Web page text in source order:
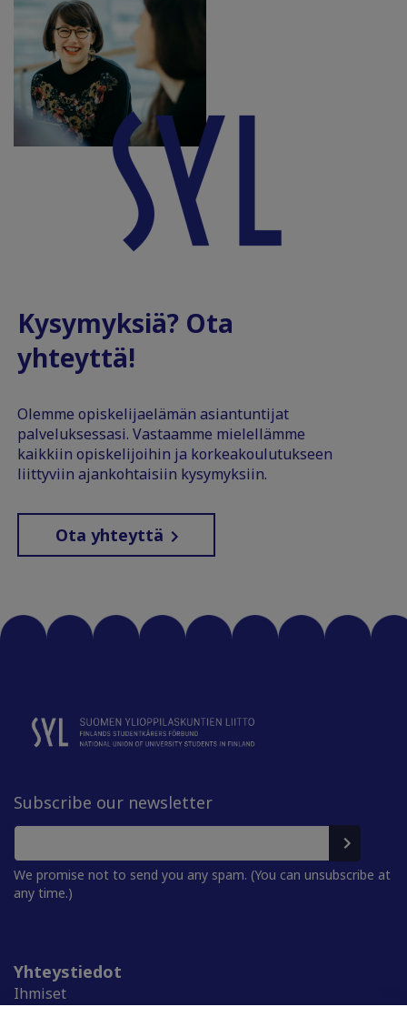
Kysymyksiä? Ota
yhteyttä!
Olemme opiskelijaelämän asiantuntijat
palveluksessasi. Vastaamme mielellämme
kaikkiin opiskelijoihin ja korkeakoulutukseen
liittyviin ajankohtaisiin kysymyksiin.
Ota yhteyttä
Subscribe our newsletter
We promise not to send you any spam. (You can unsubscribe at
any time.)
Yhteystiedot
Ihmiset